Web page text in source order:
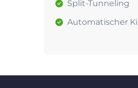
Split-Tunneling
Automatischer